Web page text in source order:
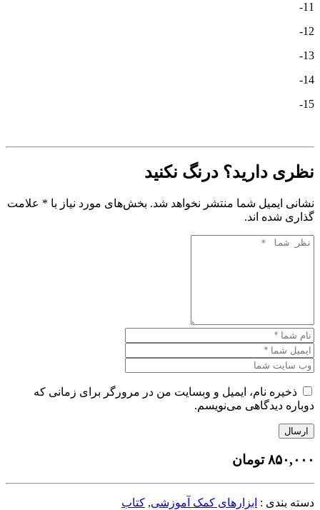
11-
12-
13-
14-
15-
نظری دارید؟ درنگ نکنید
نشانی ایمیل شما منتشر نخواهد شد. بخش‌های مورد نیاز با * علامت
گذاری شده اند.
ذخیره نام، ایمیل و وبسایت من در مرورگر برای زمانی که
دوباره دیدگاهی می‌نویسم.
ارسال
۸۵۰,۰۰۰ تومان
دسته بندی : ابزارهای کمک آموزشی, کتاب